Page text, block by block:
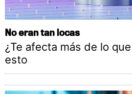
No eran tan locas
¿Te afecta más de lo
esto